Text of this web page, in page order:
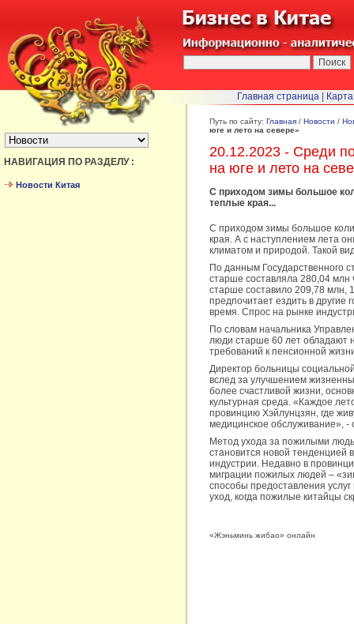
БЫСТРЫЙ ПЕРЕХОД :
НАВИГАЦИЯ ПО РАЗДЕЛУ :
Новости Китая
Путь по сайту: Главная / Новости /
юге и лето на севере»
20.12.2023 - Среди
на юге и лето на
С приходом зимы большое
теплые края...
С приходом зимы большое
края. А с наступлением лета
климатом и природой. Такой
По данным Государственного
старше составляла 280,04 млн
старше составило 209,78 млн,
предпочитает ездить в
время. Спрос на рынке
По словам начальника
люди старше 60 лет обладают
требований к пенсионной
Директор больницы
вслед за улучшением
более счастливой жизни,
культурная среда. «Каждое
провинцию Хэйлунцзян, где
медицинское обслуживание», -
Метод ухода за пожилыми
становится новой тенденцией
индустрии. Недавно в
миграции пожилых людей –
способы предоставления
уход, когда пожилые китайцы
«Жэньминь жибао» онлайн
Главная страница